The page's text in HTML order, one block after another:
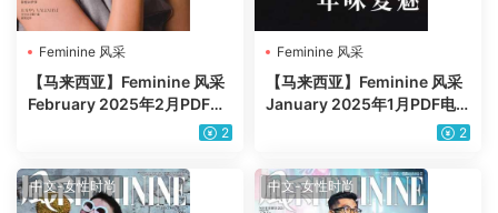
Feminine 风采
【马来西亚】Feminine 风采
February 2025年2月PDF电
2
Feminine 风采
【马来西亚】Feminine 风采
January 2025年1月PDF电
2
中文-女性时尚 中文-女性时尚